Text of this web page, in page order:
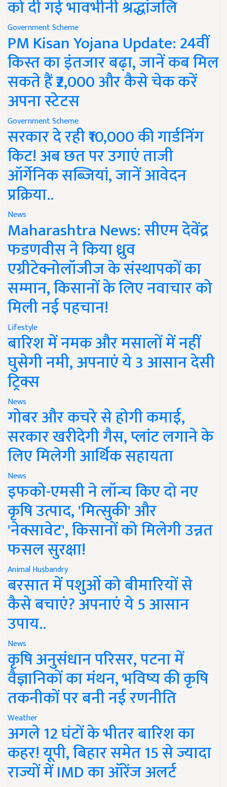
को दी गई भावभीनी श्रद्धांजलि
Government Scheme
PM Kisan Yojana Update: 24वीं
किस्त का इंतजार बढ़ा, जानें कब मिल
सकते हैं ₹2,000 और कैसे चेक करें
अपना स्टेटस
Government Scheme
सरकार दे रही ₹10,000 की गार्डनिंग
किट! अब छत पर उगाएं ताजी
ऑर्गेनिक सब्जियां, जानें आवेदन
प्रक्रिया..
News
Maharashtra News: सीएम देवेंद्र
फडणवीस ने किया ध्रुव
एग्रीटेक्नोलॉजीज के संस्थापकों का
सम्मान, किसानों के लिए नवाचार को
मिली नई पहचान!
Lifestyle
बारिश में नमक और मसालों में नहीं
घुसेगी नमी, अपनाएं ये 3 आसान देसी
ट्रिक्स
News
गोबर और कचरे से होगी कमाई,
सरकार खरीदेगी गैस, प्लांट लगाने के
लिए मिलेगी आर्थिक सहायता
News
इफको-एमसी ने लॉन्च किए दो नए
कृषि उत्पाद, 'मित्सुकी' और
'नेक्सावेट', किसानों को मिलेगी उन्नत
फसल सुरक्षा!
Animal Husbandry
बरसात में पशुओं को बीमारियों से
कैसे बचाएं? अपनाएं ये 5 आसान
उपाय..
News
कृषि अनुसंधान परिसर, पटना में
वैज्ञानिकों का मंथन, भविष्य की कृषि
तकनीकों पर बनी नई रणनीति
Weather
अगले 12 घंटों के भीतर बारिश का
कहर! यूपी, बिहार समेत 15 से ज्यादा
राज्यों में IMD का ऑरेंज अलर्ट